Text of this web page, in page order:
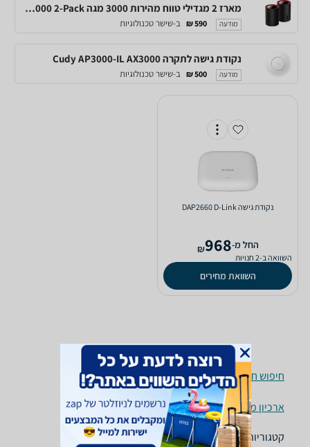
מארז 2 מגדילי טווח מהירות 3000 מגה CUDY M3000 2-Pack
מודעה 590 ₪ ב-שישר טכנולוגיות
נקודת גישה לתקרה Cudy AP3000-IL AX3000
מודעה 500 ₪ ב-שישר טכנולוגיות
‏נקודת גישה DAP2660 D-Link
‫החל מ-968
₪
השוואה ב-2 חנויות
השוואת מחירים
חיפוש חנויות מגדילי טווח / Access Points לפי עיר
ארכיון מוצרים
קטגוריות משלימות